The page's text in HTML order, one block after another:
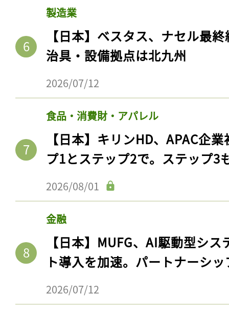
製造業
【日本】ベスタス、ナセル最
治具・設備拠点は北九州
2026/07/12
食品・消費財・アパレル
【日本】キリンHD、APAC企
プ1とステップ2で。ステップ3
2026/08/01
金融
【日本】MUFG、AI駆動型シ
ト導入を加速。パートナーシ
2026/07/12